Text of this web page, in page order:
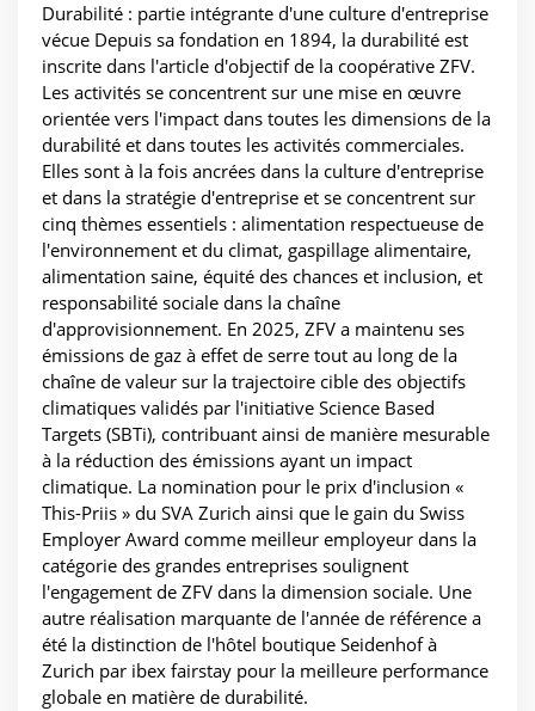
Durabilité : partie intégrante d'une culture d'entreprise
vécue Depuis sa fondation en 1894, la durabilité est
inscrite dans l'article d'objectif de la coopérative ZFV.
Les activités se concentrent sur une mise en œuvre
orientée vers l'impact dans toutes les dimensions de la
durabilité et dans toutes les activités commerciales.
Elles sont à la fois ancrées dans la culture d'entreprise
et dans la stratégie d'entreprise et se concentrent sur
cinq thèmes essentiels : alimentation respectueuse de
l'environnement et du climat, gaspillage alimentaire,
alimentation saine, équité des chances et inclusion, et
responsabilité sociale dans la chaîne
d'approvisionnement. En 2025, ZFV a maintenu ses
émissions de gaz à effet de serre tout au long de la
chaîne de valeur sur la trajectoire cible des objectifs
climatiques validés par l'initiative Science Based
Targets (SBTi), contribuant ainsi de manière mesurable
à la réduction des émissions ayant un impact
climatique. La nomination pour le prix d'inclusion «
This-Priis » du SVA Zurich ainsi que le gain du Swiss
Employer Award comme meilleur employeur dans la
catégorie des grandes entreprises soulignent
l'engagement de ZFV dans la dimension sociale. Une
autre réalisation marquante de l'année de référence a
été la distinction de l'hôtel boutique Seidenhof à
Zurich par ibex fairstay pour la meilleure performance
globale en matière de durabilité.